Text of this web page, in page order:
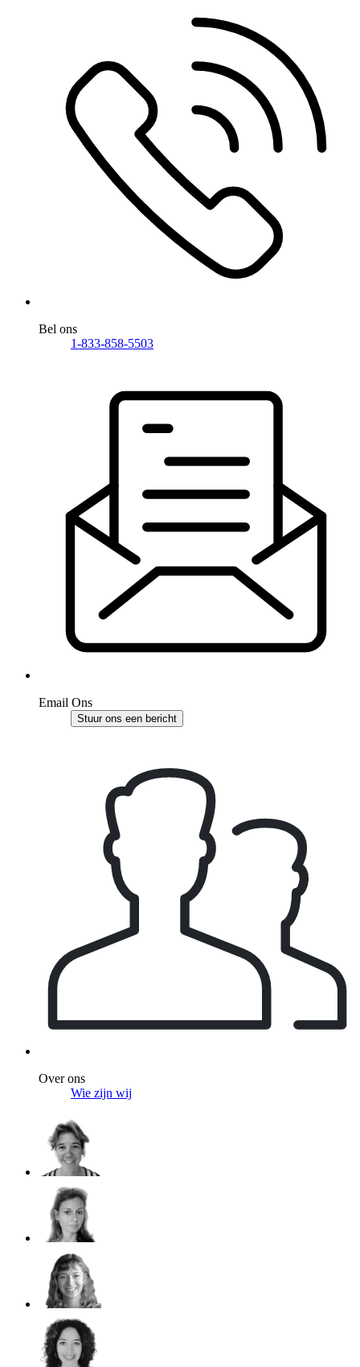
Bel ons
1-833-858-5503
Email Ons
Stuur ons een bericht
Over ons
Wie zijn wij